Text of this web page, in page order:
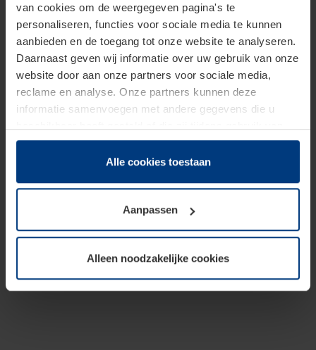
van cookies om de weergegeven pagina's te
personaliseren, functies voor sociale media te kunnen
aanbieden en de toegang tot onze website te analyseren.
Daarnaast geven wij informatie over uw gebruik van onze
website door aan onze partners voor sociale media,
reclame en analyse. Onze partners kunnen deze
informatie samenvoegen met andere gegevens die u
hun diensten hebben verzameld.
Juridisch hebben wij het recht om cookies op uw
van deze pagina's absoluut vereist is. Voor alle andere
soorten cookies is uw toestemming benodigd. Uw
toestemming kunt u op elk moment bij de uitleg van de
wijzigen of herroepen.
Alle cookies toestaan
Aanpassen
Alleen noodzakelijke cookies